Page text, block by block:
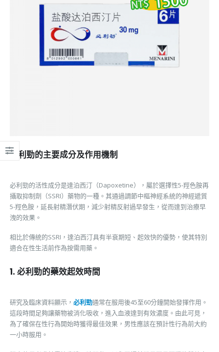
必利勁的主要成分及作用機制
必利勁的活性成分是達泊西汀（Dapoxetine），屬於選擇性5-羥色胺再
攝取抑制劑（SSRI）藥物的一種。其通過調節中樞神經系統的神經遞質
5-羥色胺，延長射精潛伏期，減少射精反射過早發生，從而達到治療早
洩的效果。
相比於傳統的SSRI，達泊西汀具有半衰期短、起效快的優勢，使其特別
適合在性生活前作為按需用藥。
1. 必利勁的藥效起效時間
研究及臨床資料顯示， 必利勁通常在服用後45至60分鐘開始發揮作用。
這段時間足夠讓藥物被消化吸收，進入血液達到有效濃度。由此可見，
為了確保在性行為開始時獲得最佳效果，男性應該在預計性行為前大約
一小時服用。